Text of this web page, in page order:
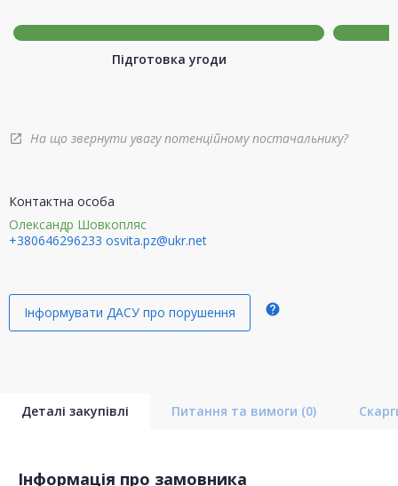
Підготовка угоди
open_in_new На що звернути увагу потенційному постачальнику?
Контактна особа
Олександр Шовкопляс
+380646296233 osvita.pz@ukr.net
Інформувати ДАСУ про порушення help
Деталі закупівлі Питання та вимоги (0)
Інформація про замовника